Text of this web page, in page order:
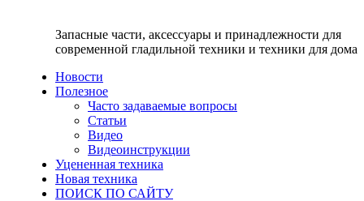
Запасные части, аксессуары и принадлежности для
современной гладильной техники и техники для дома
Новости
Полезное
Часто задаваемые вопросы
Статьи
Видео
Видеоинструкции
Уцененная техника
Новая техника
ПОИСК ПО САЙТУ